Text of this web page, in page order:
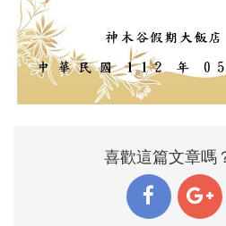
喜歡這篇文章嗎